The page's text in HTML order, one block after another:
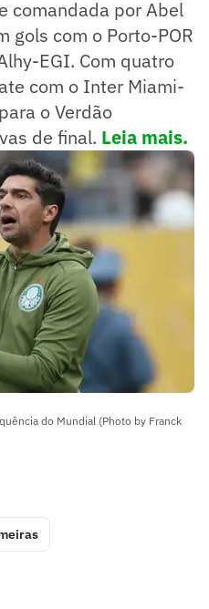
comandada por Abel
gols com o Porto-POR
EGI. Com quatro
com o Inter Miami-
o Verdão
de final. Leia mais.
do Mundial (Photo by Franck